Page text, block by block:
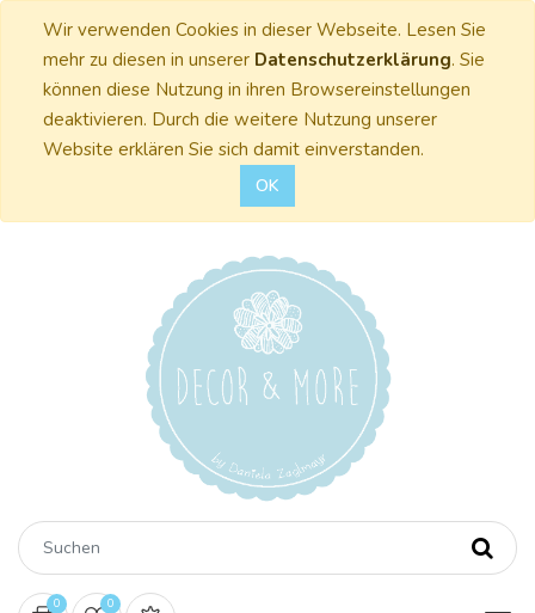
Wir verwenden Cookies in dieser Webseite. Lesen Sie
mehr zu diesen in unserer Datenschutzerklärung. Sie
können diese Nutzung in ihren Browsereinstellungen
deaktivieren. Durch die weitere Nutzung unserer
Website erklären Sie sich damit einverstanden.
OK
0 0